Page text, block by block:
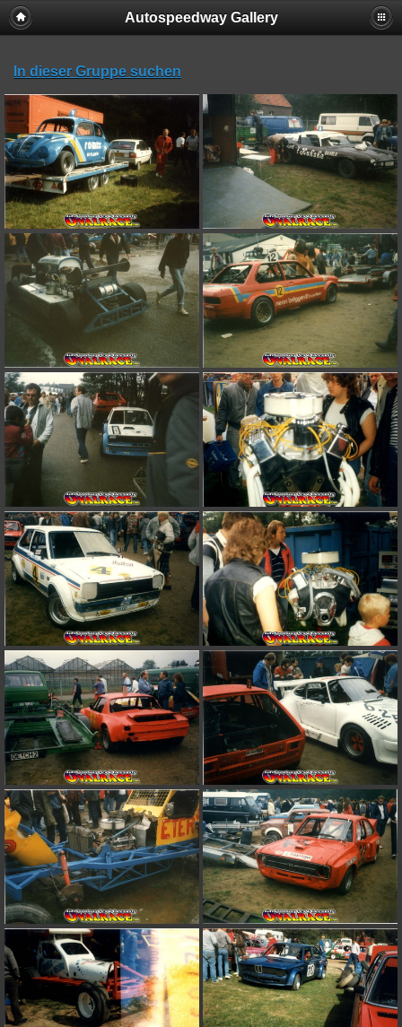
Autospeedway Gallery
In dieser Gruppe suchen